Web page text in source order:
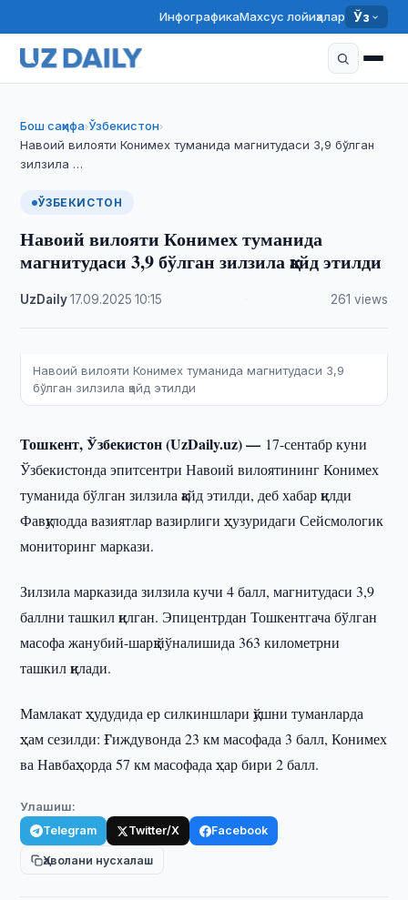
ИнфографикаМахсус лойиҳалар Ўз
Бош саҳифа›Ўзбекистон›
Навоий вилояти Конимех туманида магнитудаси 3,9 бўлган
зилзила …
ЎЗБЕКИСТОН
Навоий вилояти Конимех туманида
магнитудаси 3,9 бўлган зилзила қайд этилди
UzDaily·17.09.2025 ·10:15 261 views
Навоий вилояти Конимех туманида магнитудаси 3,9
бўлган зилзила қайд этилди
Тошкент, Ўзбекистон (UzDaily.uz) — 17-сентабр куни
Ўзбекистонда эпитсентри Навоий вилоятининг Конимех
туманида бўлган зилзила қайд этилди, деб хабар қилди
Фавқулодда вазиятлар вазирлиги ҳузуридаги Сейсмологик
мониторинг маркази.
Зилзила марказида зилзила кучи 4 балл, магнитудаси 3,9
баллни ташкил қилган. Эпицентрдан Тошкентгача бўлган
масофа жанубий-шарқ йўналишида 363 километрни
ташкил қилади.
Мамлакат ҳудудида ер силкиншлари қўшни туманларда
ҳам сезилди: Ғиждувонда 23 км масофада 3 балл, Конимех
ва Навбаҳорда 57 км масофада ҳар бири 2 балл.
Улашиш:
Telegram Twitter/X Facebook
Ҳаволани нусхалаш